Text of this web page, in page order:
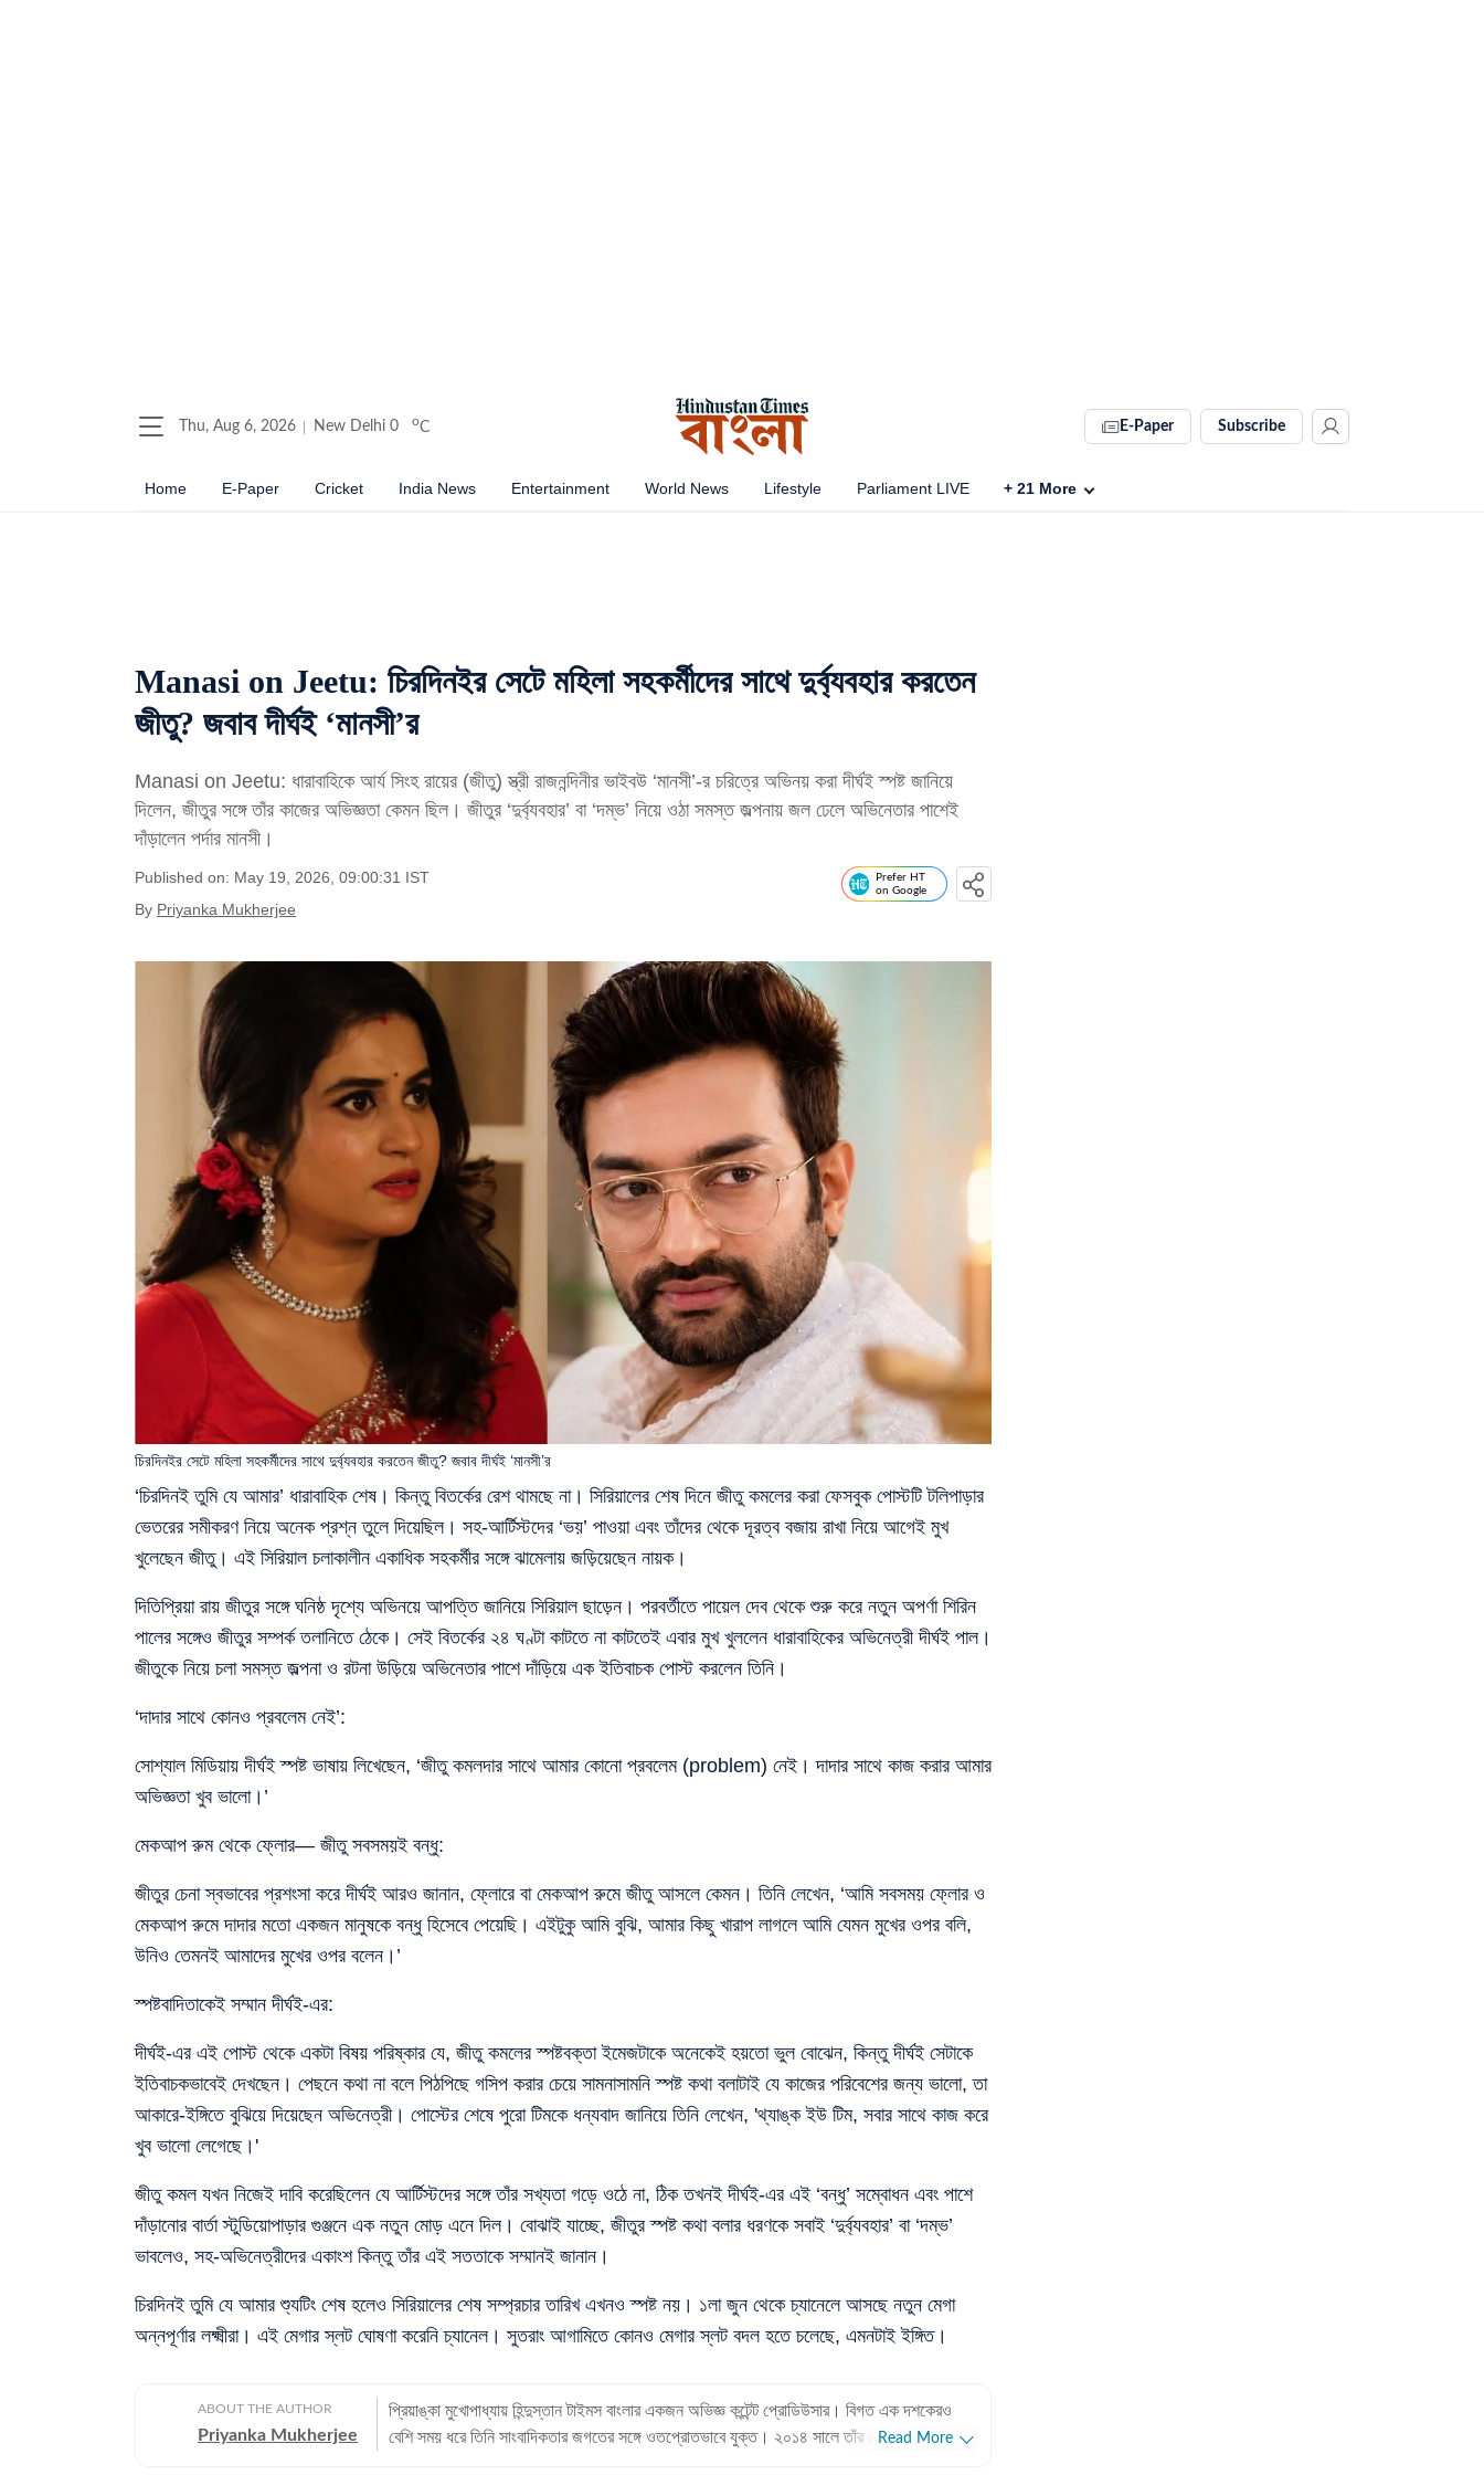
Thu, Aug 6, 2026 New Delhi 0 oC E-Paper Subscribe
Home E-Paper Cricket India News Entertainment World News Lifestyle Parliament LIVE + 21 More
Manasi on Jeetu: চিরদিনইর সেটে মহিলা সহকর্মীদের সাথে দুর্ব্যবহার করতেন
জীতু? জবাব দীর্ঘই ‘মানসী’র
Manasi on Jeetu: ধারাবাহিকে আর্য সিংহ রায়ের (জীতু) স্ত্রী রাজনন্দিনীর ভাইবউ ‘মানসী’-র চরিত্রে অভিনয় করা দীর্ঘই স্পষ্ট জানিয়ে
দিলেন, জীতুর সঙ্গে তাঁর কাজের অভিজ্ঞতা কেমন ছিল। জীতুর ‘দুর্ব্যবহার’ বা ‘দম্ভ’ নিয়ে ওঠা সমস্ত জল্পনায় জল ঢেলে অভিনেতার পাশেই
দাঁড়ালেন পর্দার মানসী।
Published on: May 19, 2026, 09:00:31 IST
By Priyanka Mukherjee
Prefer HT
on Google
‘চিরদিনই তুমি যে আমার’ ধারাবাহিক শেষ। কিন্তু বিতর্কের রেশ থামছে না। সিরিয়ালের শেষ দিনে জীতু কমলের করা ফেসবুক পোস্টটি টলিপাড়ার
ভেতরের সমীকরণ নিয়ে অনেক প্রশ্ন তুলে দিয়েছিল। সহ-আর্টিস্টদের ‘ভয়’ পাওয়া এবং তাঁদের থেকে দূরত্ব বজায় রাখা নিয়ে আগেই মুখ
খুলেছেন জীতু। এই সিরিয়াল চলাকালীন একাধিক সহকর্মীর সঙ্গে ঝামেলায় জড়িয়েছেন নায়ক।
চিরদিনইর সেটে মহিলা সহকর্মীদের সাথে দুর্ব্যবহার করতেন জীতু? জবাব দীর্ঘই ‘মানসী’র
দিতিপ্রিয়া রায় জীতুর সঙ্গে ঘনিষ্ঠ দৃশ্যে অভিনয়ে আপত্তি জানিয়ে সিরিয়াল ছাড়েন। পরবর্তীতে পায়েল দেব থেকে শুরু করে নতুন অপর্ণা শিরিন
পালের সঙ্গেও জীতুর সম্পর্ক তলানিতে ঠেকে। সেই বিতর্কের ২৪ ঘণ্টা কাটতে না কাটতেই এবার মুখ খুললেন ধারাবাহিকের অভিনেত্রী দীর্ঘই পাল।
জীতুকে নিয়ে চলা সমস্ত জল্পনা ও রটনা উড়িয়ে অভিনেতার পাশে দাঁড়িয়ে এক ইতিবাচক পোস্ট করলেন তিনি।
‘দাদার সাথে কোনও প্রবলেম নেই’:
সোশ্যাল মিডিয়ায় দীর্ঘই স্পষ্ট ভাষায় লিখেছেন, ‘জীতু কমলদার সাথে আমার কোনো প্রবলেম (problem) নেই। দাদার সাথে কাজ করার আমার
অভিজ্ঞতা খুব ভালো।’
মেকআপ রুম থেকে ফ্লোর— জীতু সবসময়ই বন্ধু:
জীতুর চেনা স্বভাবের প্রশংসা করে দীর্ঘই আরও জানান, ফ্লোরে বা মেকআপ রুমে জীতু আসলে কেমন। তিনি লেখেন, ‘আমি সবসময় ফ্লোর ও
মেকআপ রুমে দাদার মতো একজন মানুষকে বন্ধু হিসেবে পেয়েছি। এইটুকু আমি বুঝি, আমার কিছু খারাপ লাগলে আমি যেমন মুখের ওপর বলি,
উনিও তেমনই আমাদের মুখের ওপর বলেন।’
স্পষ্টবাদিতাকেই সম্মান দীর্ঘই-এর:
দীর্ঘই-এর এই পোস্ট থেকে একটা বিষয় পরিষ্কার যে, জীতু কমলের স্পষ্টবক্তা ইমেজটাকে অনেকেই হয়তো ভুল বোঝেন, কিন্তু দীর্ঘই সেটাকে
ইতিবাচকভাবেই দেখছেন। পেছনে কথা না বলে পিঠপিছে গসিপ করার চেয়ে সামনাসামনি স্পষ্ট কথা বলাটাই যে কাজের পরিবেশের জন্য ভালো, তা
আকারে-ইঙ্গিতে বুঝিয়ে দিয়েছেন অভিনেত্রী। পোস্টের শেষে পুরো টিমকে ধন্যবাদ জানিয়ে তিনি লেখেন, 'থ্যাঙ্ক ইউ টিম, সবার সাথে কাজ করে
খুব ভালো লেগেছে।'
জীতু কমল যখন নিজেই দাবি করেছিলেন যে আর্টিস্টদের সঙ্গে তাঁর সখ্যতা গড়ে ওঠে না, ঠিক তখনই দীর্ঘই-এর এই ‘বন্ধু’ সম্বোধন এবং পাশে
দাঁড়ানোর বার্তা স্টুডিয়োপাড়ার গুঞ্জনে এক নতুন মোড় এনে দিল। বোঝাই যাচ্ছে, জীতুর স্পষ্ট কথা বলার ধরণকে সবাই ‘দুর্ব্যবহার’ বা ‘দম্ভ’
ভাবলেও, সহ-অভিনেত্রীদের একাংশ কিন্তু তাঁর এই সততাকে সম্মানই জানান।
চিরদিনই তুমি যে আমার শ্যুটিং শেষ হলেও সিরিয়ালের শেষ সম্প্রচার তারিখ এখনও স্পষ্ট নয়। ১লা জুন থেকে চ্যানেলে আসছে নতুন মেগা
অন্নপূর্ণার লক্ষ্মীরা। এই মেগার স্লট ঘোষণা করেনি চ্যানেল। সুতরাং আগামিতে কোনও মেগার স্লট বদল হতে চলেছে, এমনটাই ইঙ্গিত।
ABOUT THE AUTHOR
Priyanka Mukherjee
প্রিয়াঙ্কা মুখোপাধ্যায় হিন্দুস্তান টাইমস বাংলার একজন অভিজ্ঞ কন্টেন্ট প্রোডিউসার। বিগত এক দশকেরও
বেশি সময় ধরে তিনি সাংবাদিকতার জগতের সঙ্গে ওতপ্রোতভাবে যুক্ত। ২০১৪ সালে তাঁর পেশাদার জীবন শুরু
Read More